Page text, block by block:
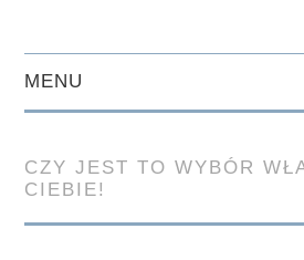
MENU
PORADY
CZY JEST TO WYBÓR
CIEBIE!